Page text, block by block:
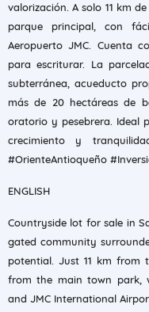
valorización. A solo 11 km
parque principal, con
Aeropuerto JMC. Cuenta
para escriturar. La
subterránea, acueducto
más de 20 hectáreas de
oratorio y pesebrera. Ideal
crecimiento y
#OrienteAntioqueño
ENGLISH
Countryside lot for sale in
gated community
potential. Just 11 km from
from the main town park,
and JMC International